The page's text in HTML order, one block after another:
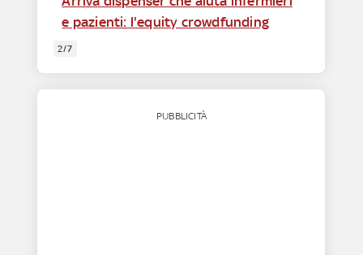
e pazienti: l'equity crowdfunding
2/7
PUBBLICITÀ